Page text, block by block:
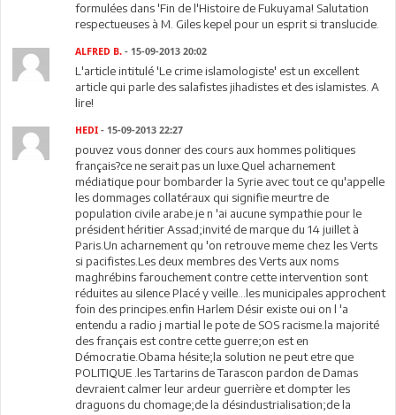
formulées dans 'Fin de l'Histoire de Fukuyama! Salutation
respectueuses à M. Giles kepel pour un esprit si translucide.
ALFRED B. - 15-09-2013 20:02
L'article intitulé 'Le crime islamologiste' est un excellent
article qui parle des salafistes jihadistes et des islamistes. A
lire!
HEDI - 15-09-2013 22:27
pouvez vous donner des cours aux hommes politiques
français?ce ne serait pas un luxe.Quel acharnement
médiatique pour bombarder la Syrie avec tout ce qu'appelle
les dommages collatéraux qui signifie meurtre de
population civile arabe.je n 'ai aucune sympathie pour le
président héritier Assad;invité de marque du 14 juillet à
Paris.Un acharnement qu 'on retrouve meme chez les Verts
si pacifistes.Les deux membres des Verts aux noms
maghrébins farouchement contre cette intervention sont
réduites au silence Placé y veille...les municipales approchent
foin des principes.enfin Harlem Désir existe oui on l 'a
entendu a radio j martial le pote de SOS racisme.la majorité
des français est contre cette guerre;on est en
Démocratie.Obama hésite;la solution ne peut etre que
POLITIQUE .les Tartarins de Tarascon pardon de Damas
devraient calmer leur ardeur guerrière et dompter les
draguons du chomage;de la désindustrialisation;de la